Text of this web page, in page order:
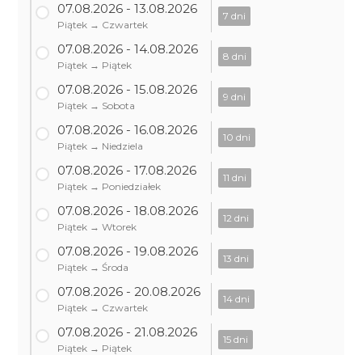
07.08.2026 - 13.08.2026
Piątek → Czwartek
7 dni
07.08.2026 - 14.08.2026
Piątek → Piątek
8 dni
07.08.2026 - 15.08.2026
Piątek → Sobota
9 dni
07.08.2026 - 16.08.2026
Piątek → Niedziela
10 dni
07.08.2026 - 17.08.2026
Piątek → Poniedziałek
11 dni
07.08.2026 - 18.08.2026
Piątek → Wtorek
12 dni
07.08.2026 - 19.08.2026
Piątek → Środa
13 dni
07.08.2026 - 20.08.2026
Piątek → Czwartek
14 dni
07.08.2026 - 21.08.2026
Piątek → Piątek
15 dni